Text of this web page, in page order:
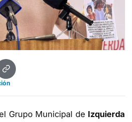
Grupo Municipal de Izquierda